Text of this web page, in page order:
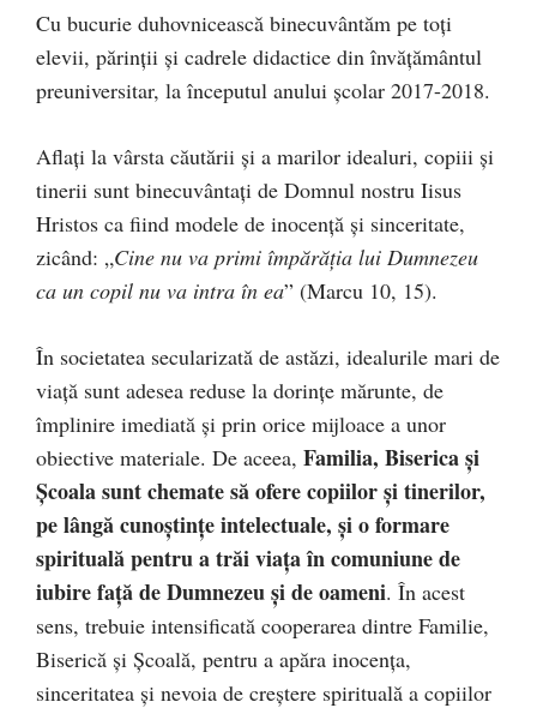
Cu bucurie duhovnicească binecuvântăm pe toţi
elevii, părinţii şi cadrele didactice din învăţământul
preuniversitar, la începutul anului şcolar 2017-2018.
Aflaţi la vârsta căutării şi a marilor idealuri, copiii şi
tinerii sunt binecuvântați de Domnul nostru Iisus
Hristos ca fiind modele de inocenţă şi sinceritate,
zicând: „Cine nu va primi împărăţia lui Dumnezeu
ca un copil nu va intra în ea” (Marcu 10, 15).
În societatea secularizată de astăzi, idealurile mari de
viaţă sunt adesea reduse la dorinţe mărunte, de
împlinire imediată şi prin orice mijloace a unor
obiective materiale. De aceea, Familia, Biserica şi
Şcoala sunt chemate să ofere copiilor şi tinerilor,
pe lângă cunoștințe intelectuale, şi o formare
spirituală pentru a trăi viaţa în comuniune de
iubire faţă de Dumnezeu şi de oameni. În acest
sens, trebuie intensificată cooperarea dintre Familie,
Biserică şi Şcoală, pentru a apăra inocenţa,
sinceritatea şi nevoia de creştere spirituală a copiilor